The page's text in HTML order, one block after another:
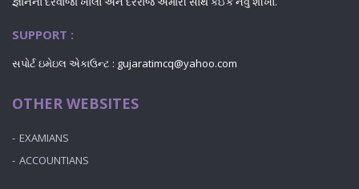
SUPPORT :
સપોર્ટ ઇમેઇલ એકાઉન્ટ : gujaratimcq@yahoo.com
OTHER WEBSITES
EXAMIANS
ACCOUNTIANS